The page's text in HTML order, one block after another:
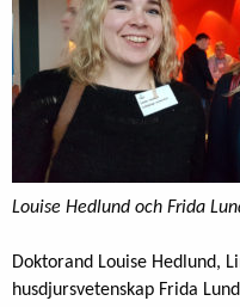
Louise Hedlund och Frida
Doktorand Louise Hedlund,
husdjursvetenskap Frida